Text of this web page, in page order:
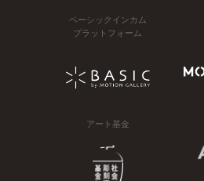
ベーシックインカム
プラットフォーム
アート基金